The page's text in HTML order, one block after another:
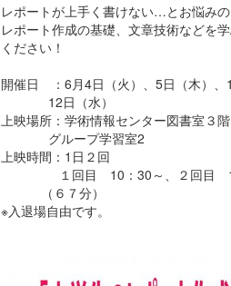
レポートが上手く書けない…とお悩みの
レポート作成の基礎、文章技術などを
ください！
開催日 ：6月4日（火）、5日（木）、
12日（水）
上映場所：学術情報センター図書室３
グループ学習室2
上映時間：1日２回
１回目 10：30～、２回目
（６７分）
※入退場自由です。